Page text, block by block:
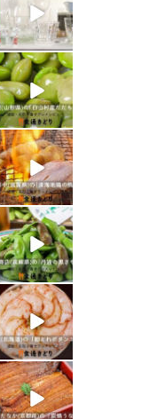
2月 13
shokutuu_kidor
i
1月 23
shokutuu_kidor
i
1月 18
shokutuu_kidor
i
1月 15
shokutuu_kidor
i
1月 8
shokutuu_kidor
i